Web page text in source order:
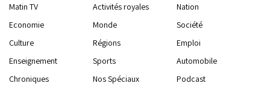
Matin TV Activités royales
Nation
Economie
Monde
Société
Culture
Régions
Emploi
Enseignement
Sports
Automobile
Chroniques
Nos Spéciaux Podcast